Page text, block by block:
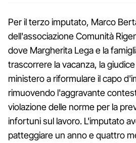
Per il terzo imputato, Marco
dell'associazione Comunità
dove Margherita Lega e la
trascorrere la vacanza, la
ministero a riformulare il capo
rimuovendo l'aggravante
violazione delle norme per la
infortuni sul lavoro. L'imputato
patteggiare un anno e quattro